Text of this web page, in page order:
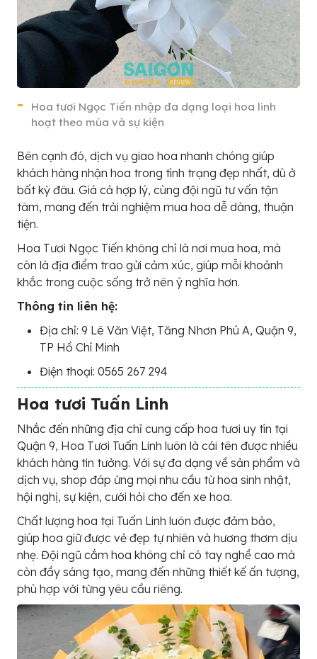
Hoa tươi Ngọc Tiến nhập đa dạng loại hoa linh
hoạt theo mùa và sự kiện
Bên cạnh đó, dịch vụ giao hoa nhanh chóng giúp
khách hàng nhận hoa trong tình trạng đẹp nhất, dù ở
bất kỳ đâu. Giá cả hợp lý, cùng đội ngũ tư vấn tận
tâm, mang đến trải nghiệm mua hoa dễ dàng, thuận
tiện.
Hoa Tươi Ngọc Tiến không chỉ là nơi mua hoa, mà
còn là địa điểm trao gửi cảm xúc, giúp mỗi khoảnh
khắc trong cuộc sống trở nên ý nghĩa hơn.
Thông tin liên hệ:
Địa chỉ: 9 Lê Văn Việt, Tăng Nhơn Phú A, Quận 9,
TP Hồ Chí Minh
Điện thoại: 0565 267 294
Hoa tươi Tuấn Linh
Nhắc đến những địa chỉ cung cấp hoa tươi uy tín tại
Quận 9, Hoa Tươi Tuấn Linh luôn là cái tên được nhiều
khách hàng tin tưởng. Với sự đa dạng về sản phẩm và
dịch vụ, shop đáp ứng mọi nhu cầu từ hoa sinh nhật,
hội nghị, sự kiện, cưới hỏi cho đến xe hoa.
Chất lượng hoa tại Tuấn Linh luôn được đảm bảo,
giúp hoa giữ được vẻ đẹp tự nhiên và hương thơm dịu
nhẹ. Đội ngũ cắm hoa không chỉ có tay nghề cao mà
còn đầy sáng tạo, mang đến những thiết kế ấn tượng,
phù hợp với từng yêu cầu riêng.